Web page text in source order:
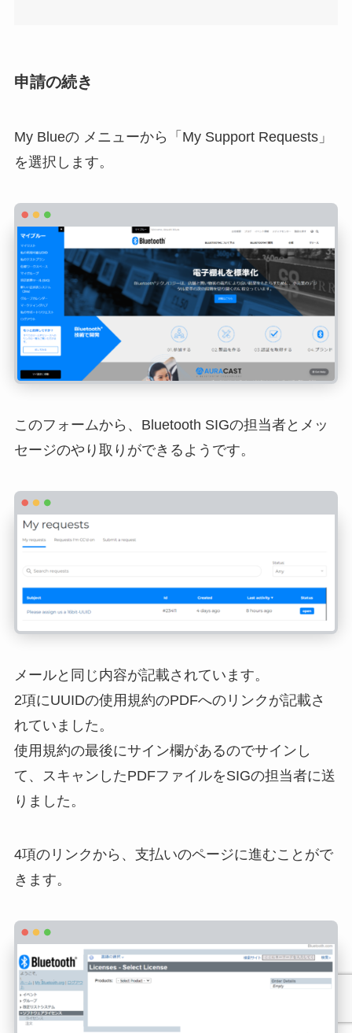
申請の続き
My Blueの メニューから「My Support Requests」
を選択します。
このフォームから、Bluetooth SIGの担当者とメッ
セージのやり取りができるようです。
メールと同じ内容が記載されています。
2項にUUIDの使用規約のPDFへのリンクが記載さ
れていました。
使用規約の最後にサイン欄があるのでサインし
て、スキャンしたPDFファイルをSIGの担当者に送
りました。
4項のリンクから、支払いのページに進むことがで
きます。